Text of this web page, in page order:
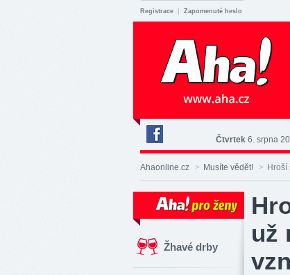
Registrace Zapomenuté heslo
Deník
Aha!
na
Čtvrtek 6. srpna
Ahaonline.cz > Musíte vědět! > Hroší
Žhavé drby
už